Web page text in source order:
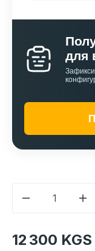
для
12 300 KGS